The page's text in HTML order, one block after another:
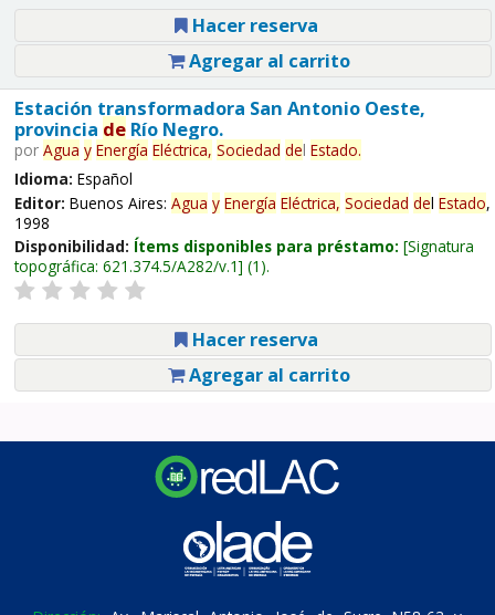
Hacer reserva
Agregar al carrito
Estación transformadora San Antonio Oeste,
provincia deRío Negro.
por Agua y Energía Eléctrica, Sociedad del Estado.
Idioma: Español
Editor: Buenos Aires: Agua y Energía Eléctrica, Sociedad del Estado,
1998
Disponibilidad: Ítems disponibles para préstamo: Signatura
topográfica: 621.374.5/A282/v.1 (1).
Hacer reserva
Agregar al carrito